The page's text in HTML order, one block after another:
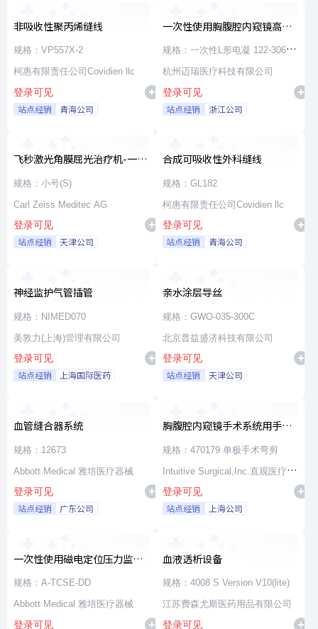
非吸收性聚丙烯缝线
规格：VP557X-2
柯惠有限责任公司Covidien llc
登录可见
站点经销 青海公司
一次性使用胸腹腔内窥镜高频
手术器械
规格：一次性L形电凝 122-30660
φ5×330
杭州迈瑞医疗科技有限公司
登录可见
站点经销 浙江公司
飞秒激光角膜屈光治疗机-一次
性使用无菌治疗包
规格：小号(S)
Carl Zeiss Meditec AG
登录可见
站点经销 天津公司
合成可吸收性外科缝线
规格：GL182
柯惠有限责任公司Covidien llc
登录可见
站点经销 青海公司
神经监护气管插管
规格：NIMED070
美敦力(上海)管理有限公司
登录可见
站点经销 上海国际医药
亲水涂层导丝
规格：GWO-035-300C
北京普益盛济科技有限公司
登录可见
站点经销 天津公司
血管缝合器系统
规格：12673
Abbott Medical 雅培医疗器械
登录可见
站点经销 广东公司
胸腹腔内窥镜手术系统用手术
器械
规格：470179 单极手术弯剪
Intuitive Surgical,Inc.直观医疗公
司
登录可见
站点经销 上海公司
一次性使用磁电定位压力监测
消融导管
规格：A-TCSE-DD
Abbott Medical 雅培医疗器械
登录可见
血液透析设备
规格：4008 S Version V10(lite)
江苏费森尤斯医药用品有限公司
登录可见